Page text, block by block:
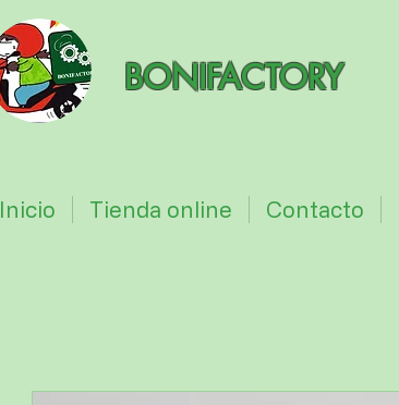
BONIFACTORY
Inicio Tienda online Contacto